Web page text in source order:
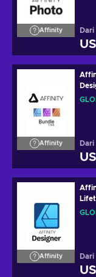
Affinity Dari
Affinity
Key
Dari
Affinity Dari